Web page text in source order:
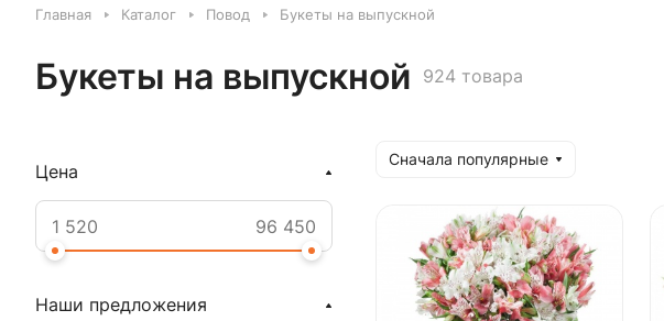
Главная Каталог Повод Букеты на выпускной
Букеты на выпускной 924 товара
Сначала популярные
Цена
Наши предложения